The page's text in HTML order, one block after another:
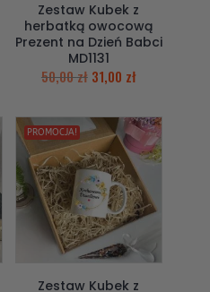
Zestaw Kubek z
herbatką owocową
Prezent na Dzień Babci
MD1131
50,00zł 31,00 zł
PROMOCJA!
Zestaw Kubek z